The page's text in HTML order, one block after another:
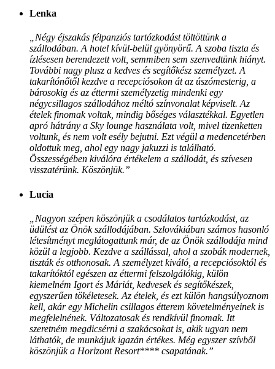
Lenka
„Négy éjszakás félpanziós tartózkodást töltöttünk a
szállodában. A hotel kívül-belül gyönyörű. A szoba tiszta és
ízlésesen berendezett volt, semmiben sem szenvedtünk hiányt.
További nagy plusz a kedves és segítőkész személyzet. A
takarítónőtől kezdve a recepciósokon át az úszómesterig, a
bárosokig és az éttermi személyzetig mindenki egy
négycsillagos szállodához méltó színvonalat képviselt. Az
ételek finomak voltak, mindig bőséges választékkal. Egyetlen
apró hátrány a Sky lounge használata volt, mivel tizenketten
voltunk, és nem volt esély bejutni. Ezt végül a medencetérben
oldottuk meg, ahol egy nagy jakuzzi is található.
Összességében kiválóra értékelem a szállodát, és szívesen
visszatérünk. Köszönjük.”
Lucia
„Nagyon szépen köszönjük a csodálatos tartózkodást, az
üdülést az Önök szállodájában. Szlovákiában számos hasonló
létesítményt meglátogattunk már, de az Önök szállodája mind
közül a legjobb. Kezdve a szállással, ahol a szobák modernek,
tiszták és otthonosak. A személyzet kiváló, a recepciósoktól és
takarítóktól egészen az éttermi felszolgálókig, külön
kiemelném Igort és Máriát, kedvesek és segítőkészek,
egyszerűen tökéletesek. Az ételek, és ezt külön hangsúlyoznom
kell, akár egy Michelin csillagos étterem követelményeinek is
megfelelnének. Változatosak és rendkívül finomak. Itt
szeretném megdicsérni a szakácsokat is, akik ugyan nem
láthatók, de munkájuk igazán értékes. Még egyszer szívből
köszönjük a Horizont Resort**** csapatának.”